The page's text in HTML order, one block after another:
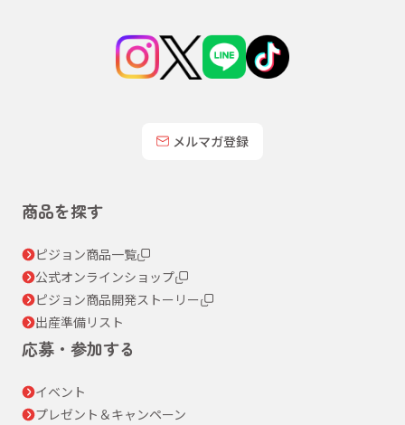
メルマガ登録
商品を探す
ピジョン商品一覧
公式オンラインショップ
ピジョン商品開発ストーリー
出産準備リスト
応募・参加する
イベント
プレゼント＆キャンペーン